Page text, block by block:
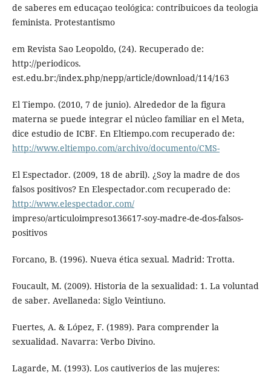
de saberes em educaçao teológica: contribuicoes da teologia
feminista. Protestantismo
em Revista Sao Leopoldo, (24). Recuperado de:
http://periodicos.
est.edu.br:/index.php/nepp/article/download/114/163
El Tiempo. (2010, 7 de junio). Alrededor de la figura
materna se puede integrar el núcleo familiar en el Meta,
dice estudio de ICBF. En Eltiempo.com recuperado de:
http://www.eltiempo.com/archivo/documento/CMS-
El Espectador. (2009, 18 de abril). ¿Soy la madre de dos
falsos positivos? En Elespectador.com recuperado de:
http://www.elespectador.com/
impreso/articuloimpreso136617-soy-madre-de-dos-falsos-
positivos
Forcano, B. (1996). Nueva ética sexual. Madrid: Trotta.
Foucault, M. (2009). Historia de la sexualidad: 1. La voluntad
de saber. Avellaneda: Siglo Veintiuno.
Fuertes, A. & López, F. (1989). Para comprender la
sexualidad. Navarra: Verbo Divino.
Lagarde, M. (1993). Los cautiverios de las mujeres: